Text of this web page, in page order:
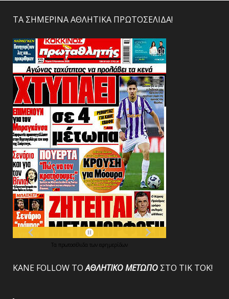
ΤΑ ΣΗΜΕΡΙΝΑ ΑΘΛΗΤΙΚΑ ΠΡΩΤΟΣΕΛΙΔΑ!
Τα πρωτοσέλιδα των εφημερίδων
ΚΑΝΕ FOLLOW ΤΟΑΘΛΗΤΙΚΟΜΕΤΩΠΟ ΣΤΟ ΤΙΚ ΤΟΚ!